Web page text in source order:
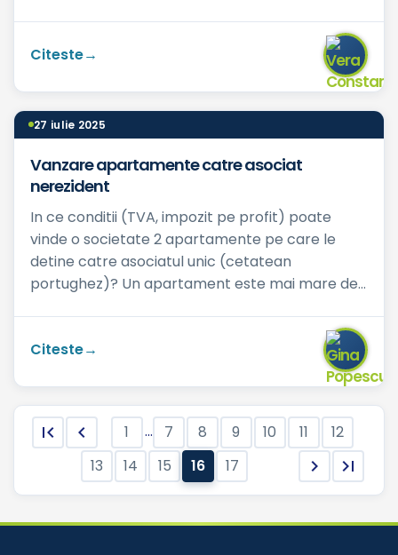
Citeste
27 iulie 2025
Vanzare apartamente catre asociat
nerezident
In ce conditii (TVA, impozit pe profit) poate
vinde o societate 2 apartamente pe care le
detine catre asociatul unic (cetatean
portughez)? Un apartament este mai mare de
Citeste
  1 ... 7 8 9 10 11
12
13
14 15 16 17 
